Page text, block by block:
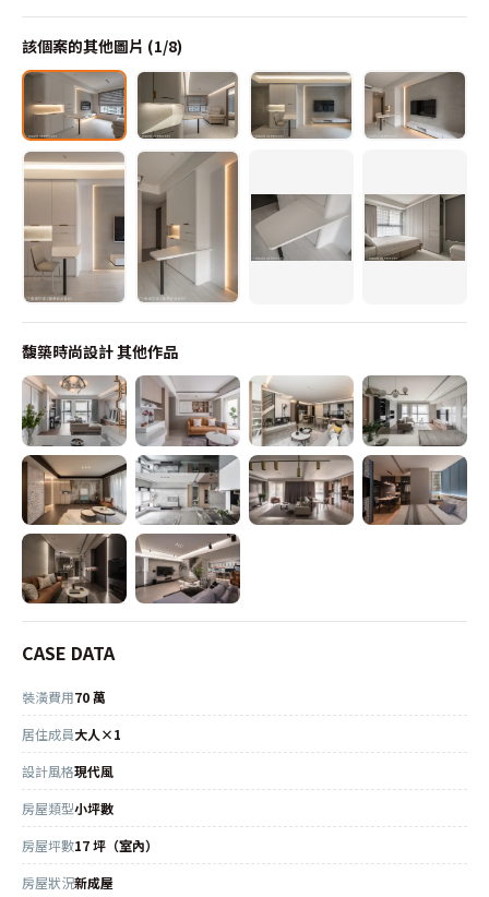
該個案的其他圖片 (1/8)
馥築時尚設計其他作品
CASE DATA
裝潢費用70 萬
居住成員大人×1
設計風格現代風
房屋類型小坪數
房屋坪數17 坪（室內）
房屋狀況新成屋